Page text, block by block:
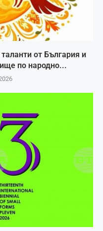
от България и
по народно...